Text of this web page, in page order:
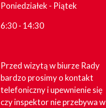
Poniedziałek - Piątek
6:30 - 14:30
Przed wizytą w biurze Rady
bardzo prosimy o kontakt
telefoniczny i upewnienie się
czy inspektor nie przebywa w